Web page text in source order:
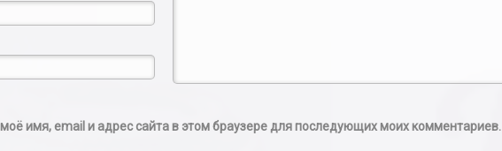
имя, email и адрес сайта в этом браузере для последующих моих комментариев.